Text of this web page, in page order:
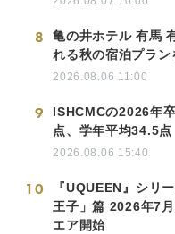
8
亀の井ホテル 有馬
れる秋の宿泊プラン
2026.08.06 11:00
9
ISHCMCの2026年
点、学年平均34.5点
2026.08.06 15:40
10
『UQUEEN』シリ
王子」篇 2026年7
エア開始